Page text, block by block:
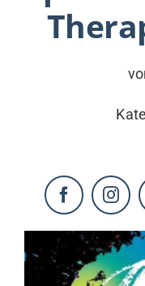
WER & WARUM
VERSORGUNG